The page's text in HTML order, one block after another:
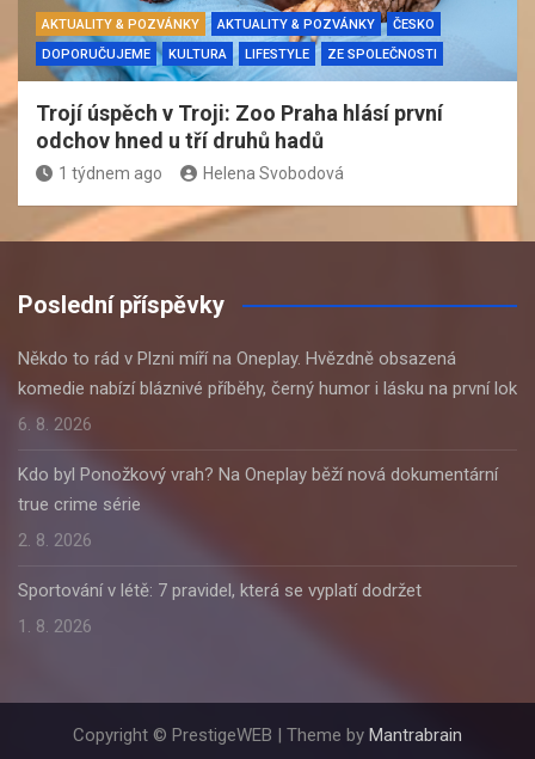
AKTUALITY & POZVÁNKY AKTUALITY & POZVÁNKY
ČESKO
DOPORUČUJEME
KULTURA LIFESTYLE ZE SPOLEČNOSTI
Trojí úspěch v Troji: Zoo Praha hlásí první
odchov hned u tří druhů hadů
1 týdnem ago Helena Svobodová
Poslední příspěvky
Někdo to rád v Plzni míří na Oneplay. Hvězdně obsazená
komedie nabízí bláznivé příběhy, černý humor i lásku na první lok
6. 8. 2026
Kdo byl Ponožkový vrah? Na Oneplay běží nová dokumentární
true crime série
2. 8. 2026
Sportování v létě: 7 pravidel, která se vyplatí dodržet
1. 8. 2026
Copyright © PrestigeWEB | Theme by Mantrabrain